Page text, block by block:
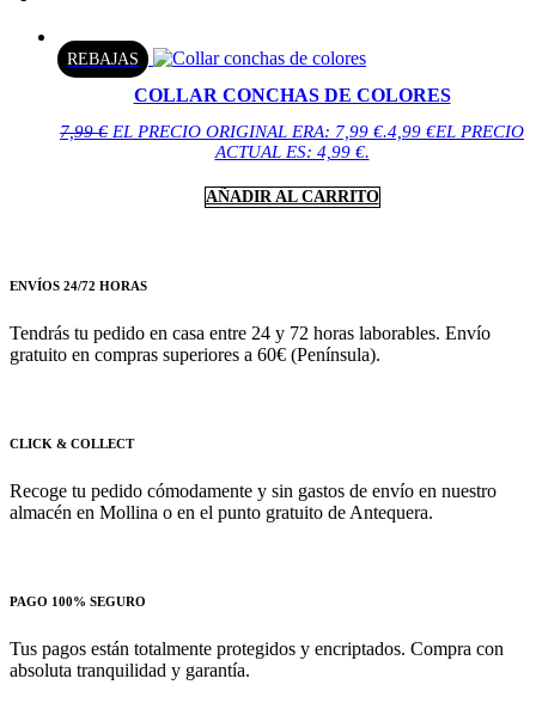
REBAJAS
COLLAR CONCHAS DE COLORES
7,99€ EL PRECIO ORIGINAL ERA: 7,99 €.4,99 €EL PRECIO
ACTUAL ES: 4,99 €.
AÑADIR AL CARRITO
ENVÍOS 24/72 HORAS
Tendrás tu pedido en casa entre 24 y 72 horas laborables. Envío
gratuito en compras superiores a 60€ (Península).
CLICK & COLLECT
Recoge tu pedido cómodamente y sin gastos de envío en nuestro
almacén en Mollina o en el punto gratuito de Antequera.
PAGO 100% SEGURO
Tus pagos están totalmente protegidos y encriptados. Compra con
absoluta tranquilidad y garantía.